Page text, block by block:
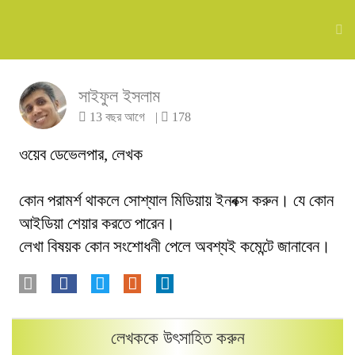
সাইফুল ইসলাম
13 বছর আগে | 178
ওয়েব ডেভেলপার, লেখক
কোন পরামর্শ থাকলে সোশ্যাল মিডিয়ায় ইনবক্স করুন। যে কোন
আইডিয়া শেয়ার করতে পারেন।
লেখা বিষয়ক কোন সংশোধনী পেলে অবশ্যই কমেন্টে জানাবেন।
লেখককে উৎসাহিত করুন